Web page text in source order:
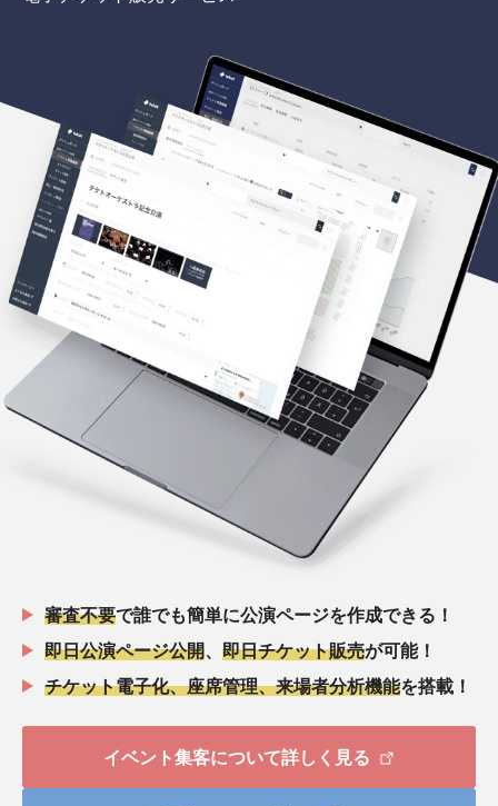
審査不要で誰でも簡単に公演ページを作成できる！
即日公演ページ公開
即日チケット販売が可能！
チケット電子化、座席管理、来場者分析機能を搭載！
イベント集客について詳しく見る